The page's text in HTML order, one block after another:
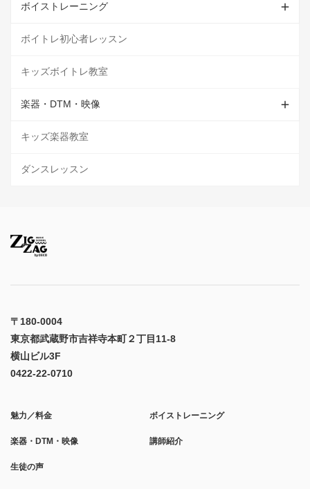
ボイストレーニング
ボイトレ初心者レッスン
キッズボイトレ教室
楽器・DTM・映像
キッズ楽器教室
ダンスレッスン
〒180-0004
東京都武蔵野市吉祥寺本町２丁目11-8
横山ビル3F
0422-22-0710
魅力／料金 ボイストレーニング
楽器・DTM・映像 講師紹介
生徒の声